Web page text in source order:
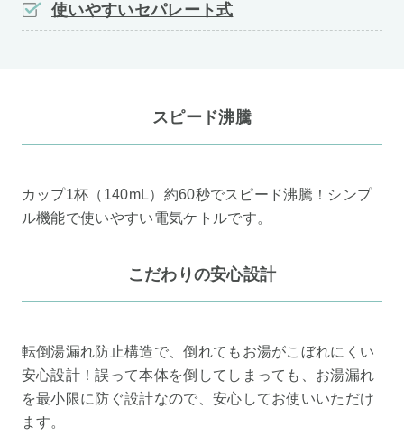
使いやすいセパレート式
スピード沸騰
カップ1杯（140mL）約60秒でスピード沸騰！シンプ
ル機能で使いやすい電気ケトルです。
こだわりの安心設計
転倒湯漏れ防止構造で、倒れてもお湯がこぼれにくい
安心設計！誤って本体を倒してしまっても、お湯漏れ
を最小限に防ぐ設計なので、安心してお使いいただけ
ます。